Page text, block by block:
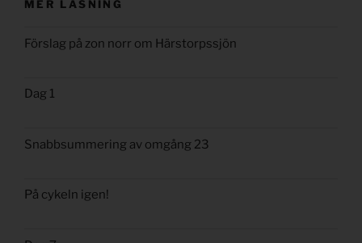
MER LÄSNING
Förslag på zon norr om Härstorpssjön
Dag 1
Snabbsummering av omgång 23
På cykeln igen!